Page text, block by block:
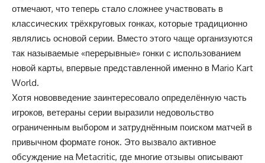
отмечают, что теперь стало сложнее участвовать в
классических трёхкруговых гонках, которые традиционно
являлись основой серии. Вместо этого чаще организуются
так называемые «перерывные» гонки с использованием
новой карты, впервые представленной именно в Mario Kart
World.
Хотя нововведение заинтересовало определённую часть
игроков, ветераны серии выразили недовольство
ограниченным выбором и затруднённым поиском матчей в
привычном формате гонок. Это вызвало активное
обсуждение на Metacritic, где многие отзывы описывают